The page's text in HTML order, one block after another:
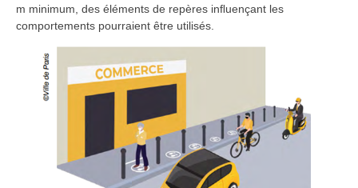
m minimum, des éléments de repères inﬂuençant les
comportements pourraient être utilisés.